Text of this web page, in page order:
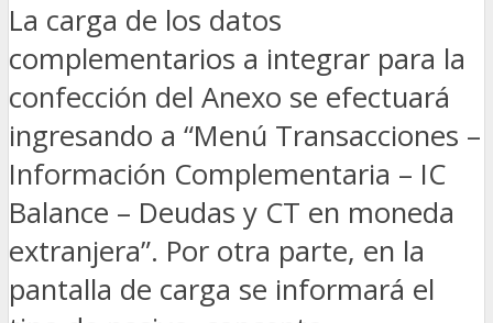
La carga de los datos
complementarios a integrar para la
confección del Anexo se efectuará
ingresando a “Menú Transacciones –
Información Complementaria – IC
Balance – Deudas y CT en moneda
extranjera”. Por otra parte, en la
pantalla de carga se informará el